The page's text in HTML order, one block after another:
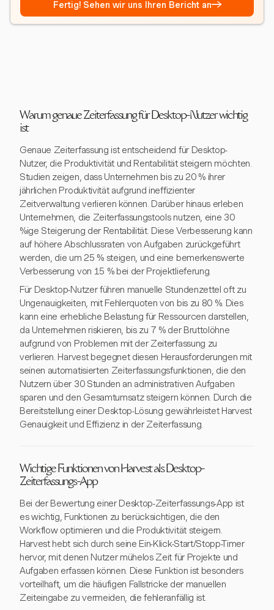
Fertig! Sehen wir uns Ihren Bericht an→
Warum genaue Zeiterfassung für Desktop-Nutzer wichtig
ist
Genaue Zeiterfassung ist entscheidend für Desktop-
Nutzer, die Produktivität und Rentabilität steigern möchten.
Studien zeigen, dass Unternehmen bis zu 20 % ihrer
jährlichen Produktivität aufgrund ineffizienter
Zeitverwaltung verlieren können. Darüber hinaus erleben
Unternehmen, die Zeiterfassungstools nutzen, eine 30
%ige Steigerung der Rentabilität. Diese Verbesserung kann
auf höhere Abschlussraten von Aufgaben zurückgeführt
werden, die um 25 % steigen, und eine bemerkenswerte
Verbesserung von 15 % bei der Projektlieferung.
Für Desktop-Nutzer führen manuelle Stundenzettel oft zu
Ungenauigkeiten, mit Fehlerquoten von bis zu 80 %. Dies
kann eine erhebliche Belastung für Ressourcen darstellen,
da Unternehmen riskieren, bis zu 7 % der Bruttolöhne
aufgrund von Problemen mit der Zeiterfassung zu
verlieren. Harvest begegnet diesen Herausforderungen mit
seinen automatisierten Zeiterfassungsfunktionen, die den
Nutzern über 30 Stunden an administrativen Aufgaben
sparen und den Gesamtumsatz steigern können. Durch die
Bereitstellung einer Desktop-Lösung gewährleistet Harvest
Genauigkeit und Effizienz in der Zeiterfassung.
Wichtige Funktionen von Harvest als Desktop-
Zeiterfassungs-App
Bei der Bewertung einer Desktop-Zeiterfassungs-App ist
es wichtig, Funktionen zu berücksichtigen, die den
Workflow optimieren und die Produktivität steigern.
Harvest hebt sich durch seine Ein-Klick-Start/Stopp-Timer
hervor, mit denen Nutzer mühelos Zeit für Projekte und
Aufgaben erfassen können. Diese Funktion ist besonders
vorteilhaft, um die häufigen Fallstricke der manuellen
Zeiteingabe zu vermeiden, die fehleranfällig ist.